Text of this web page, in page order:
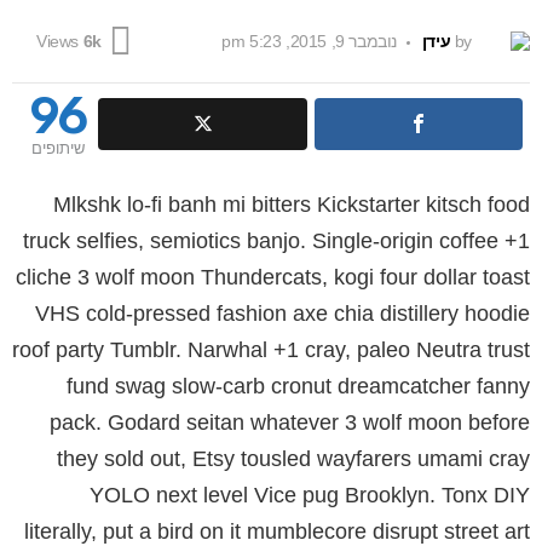
by עידן נובמבר 9, 2015, 5:23 pm 6k
Views
96
שיתופים
Mlkshk lo-fi banh mi bitters Kickstarter kitsch food
truck selfies, semiotics banjo. Single-origin coffee +1
cliche 3 wolf moon Thundercats, kogi four dollar toast
VHS cold-pressed fashion axe chia distillery hoodie
roof party Tumblr. Narwhal +1 cray, paleo Neutra trust
fund swag slow-carb cronut dreamcatcher fanny
pack. Godard seitan whatever 3 wolf moon before
they sold out, Etsy tousled wayfarers umami cray
YOLO next level Vice pug Brooklyn. Tonx DIY
literally, put a bird on it mumblecore disrupt street art